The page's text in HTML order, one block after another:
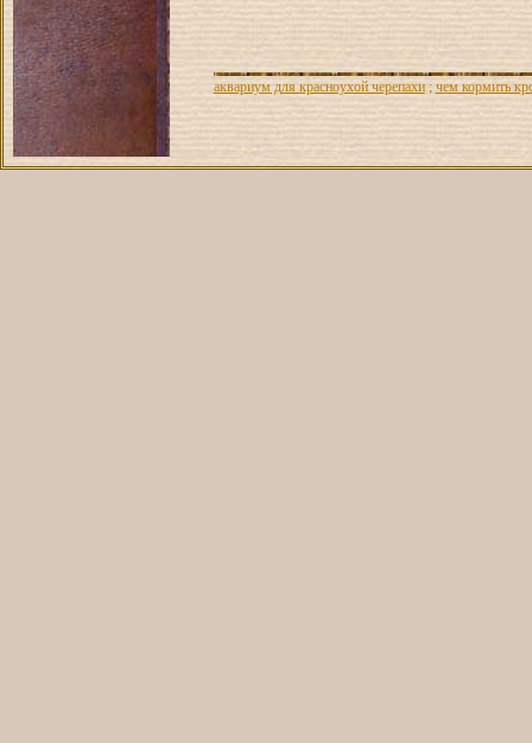
аквариум для красноухой черепахи; чем кормить